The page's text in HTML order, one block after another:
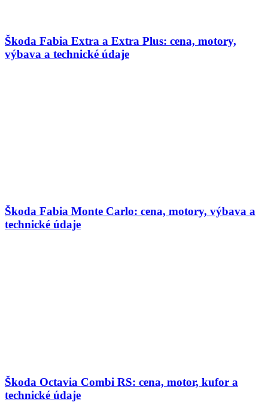
Škoda Fabia Extra a Extra Plus: cena, motory,
výbava a technické údaje
Škoda Fabia Monte Carlo: cena, motory, výbava a
technické údaje
Škoda Octavia Combi RS: cena, motor, kufor a
technické údaje